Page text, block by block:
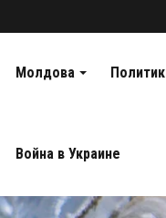
Молдова
Война в Украине